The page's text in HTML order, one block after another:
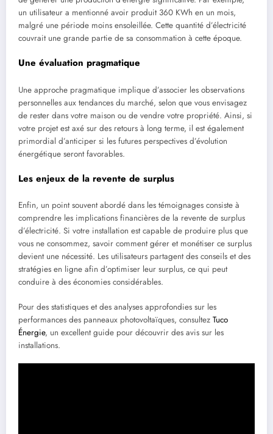
un utilisateur a mentionné avoir produit 360 KWh en un mois,
malgré une période moins ensoleillée. Cette quantité d’électricité
couvrait une grande partie de sa consommation à cette époque.
Une évaluation pragmatique
Une approche pragmatique implique d’associer les observations
personnelles aux tendances du marché, selon que vous envisagez
de rester dans votre maison ou de vendre votre propriété. Ainsi, si
votre projet est axé sur des retours à long terme, il est également
primordial d’anticiper si les futures perspectives d’évolution
énergétique seront favorables.
Les enjeux de la revente de surplus
Enfin, un point souvent abordé dans les témoignages consiste à
comprendre les implications financières de la revente de surplus
d’électricité. Si votre installation est capable de produire plus que
vous ne consommez, savoir comment gérer et monétiser ce surplus
devient une nécessité. Les utilisateurs partagent des conseils et des
stratégies en ligne afin d’optimiser leur surplus, ce qui peut
conduire à des économies considérables.
Pour des statistiques et des analyses approfondies sur les
performances des panneaux photovoltaïques, consultez Tuco
Énergie, un excellent guide pour découvrir des avis sur les
installations.